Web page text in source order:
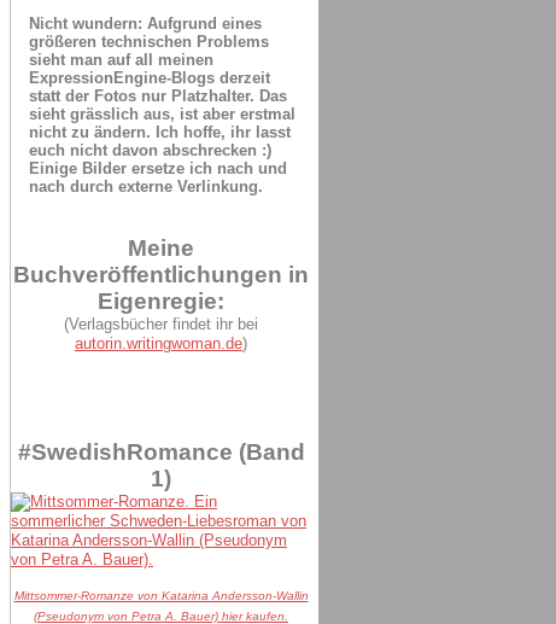
Nicht wundern: Aufgrund eines
größeren technischen Problems
sieht man auf all meinen
ExpressionEngine-Blogs derzeit
statt der Fotos nur Platzhalter. Das
sieht grässlich aus, ist aber erstmal
nicht zu ändern. Ich hoffe, ihr lasst
euch nicht davon abschrecken :)
Einige Bilder ersetze ich nach und
nach durch externe Verlinkung.
Meine
Buchveröffentlichungen in
Eigenregie:
(Verlagsbücher findet ihr bei
autorin.writingwoman.de)
#SwedishRomance (Band
1)
Mittsommer-Romanze von Katarina Andersson-Wallin
(Pseudonym von Petra A. Bauer) hier kaufen.